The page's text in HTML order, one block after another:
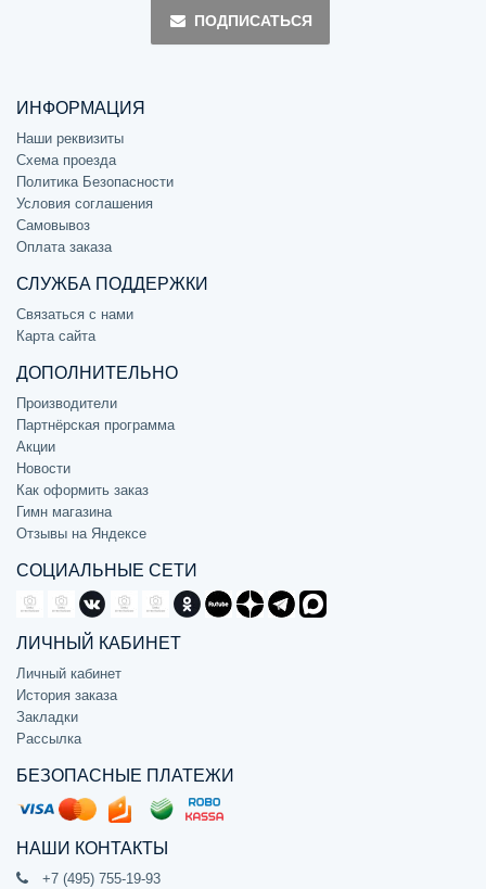
ПОДПИСАТЬСЯ
ИНФОРМАЦИЯ
Наши реквизиты
Схема проезда
Политика Безопасности
Условия соглашения
Самовывоз
Оплата заказа
СЛУЖБА ПОДДЕРЖКИ
Связаться с нами
Карта сайта
ДОПОЛНИТЕЛЬНО
Производители
Партнёрская программа
Акции
Новости
Как оформить заказ
Гимн магазина
Отзывы на Яндексе
СОЦИАЛЬНЫЕ СЕТИ
ЛИЧНЫЙ КАБИНЕТ
Личный кабинет
История заказа
Закладки
Рассылка
БЕЗОПАСНЫЕ ПЛАТЕЖИ
НАШИ КОНТАКТЫ
+7 (495) 755-19-93